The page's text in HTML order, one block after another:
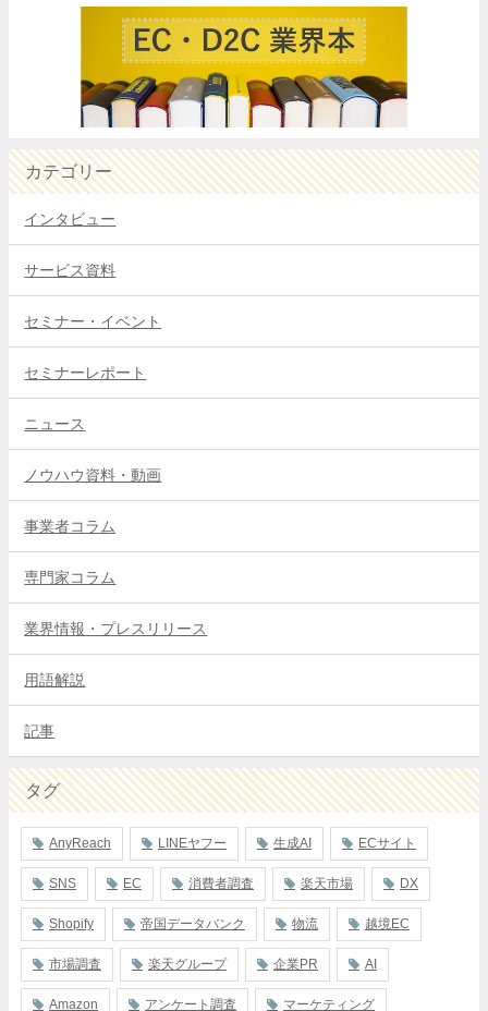
カテゴリー
インタビュー
サービス資料
セミナー・イベント
セミナーレポート
ニュース
ノウハウ資料・動画
事業者コラム
専門家コラム
業界情報・プレスリリース
用語解説
記事
タグ
AnyReach LINEヤフー 生成AI ECサイト
SNS EC 消費者調査 楽天市場 DX
Shopify 帝国データバンク 物流 越境EC
市場調査 楽天グループ 企業PR AI
Amazon アンケート調査 マーケティング